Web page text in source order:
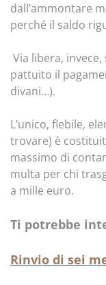
dall’ammontare
perché il saldo
Via libera,
pattuito il
divani…).
L’unico, flebile,
trovare) è
massimo di
multa per chi
a mille euro.
Ti potrebbe
Rinvio di sei